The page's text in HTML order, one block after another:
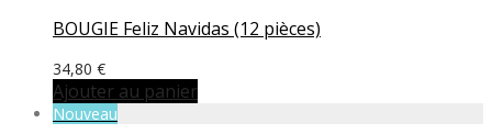
BOUGIE Feliz Navidas (12 pièces)
34,80 €
Ajouter au panier
Nouveau